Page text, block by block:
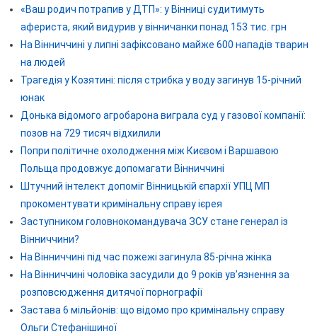
«Ваш родич потрапив у ДТП»: у Вінниці судитимуть
афериста, який видурив у вінничанки понад 153 тис. грн
На Вінниччині у липні зафіксовано майже 600 нападів тварин
на людей
Трагедія у Козятині: після стрибка у воду загинув 15-річний
юнак
Донька відомого агробарона виграла суд у газової компанії:
позов на 729 тисяч відхилили
Попри політичне охолодження між Києвом і Варшавою
Польща продовжує допомагати Вінниччині
Штучний інтелект допоміг Вінницькій єпархії УПЦ МП
прокоментувати кримінальну справу ієрея
Заступником головнокомандувача ЗСУ стане генерал із
Вінниччини?
На Вінниччині під час пожежі загинула 85-річна жінка
На Вінниччині чоловіка засудили до 9 років ув’язнення за
розповсюдження дитячої порнографії
Застава 6 мільйонів: що відомо про кримінальну справу
Ольги Стефанішиної